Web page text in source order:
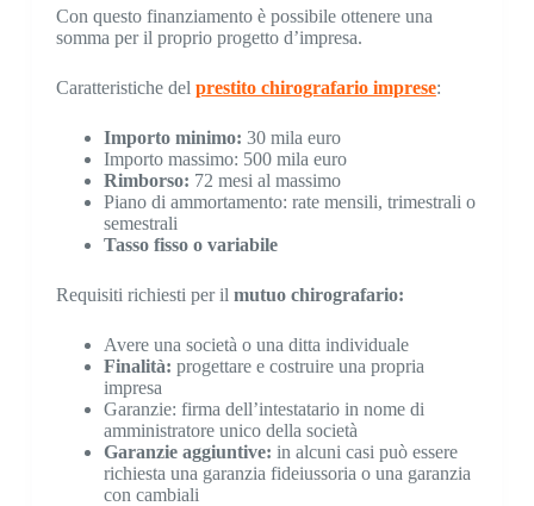
Con questo finanziamento è possibile ottenere una
somma per il proprio progetto d’impresa.
Caratteristiche del prestito chirografario imprese:
Importo minimo: 30 mila euro
Importo massimo: 500 mila euro
Rimborso: 72 mesi al massimo
Piano di ammortamento: rate mensili, trimestrali o
semestrali
Tasso fisso o variabile
Requisiti richiesti per il mutuo chirografario:
Avere una società o una ditta individuale
Finalità: progettare e costruire una propria
impresa
Garanzie: firma dell’intestatario in nome di
amministratore unico della società
Garanzie aggiuntive: in alcuni casi può essere
richiesta una garanzia fideiussoria o una garanzia
con cambiali